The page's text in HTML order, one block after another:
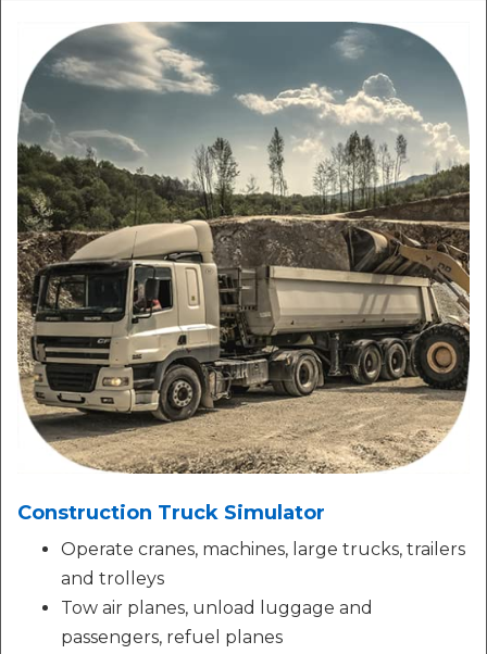
Construction Truck Simulator
Operate cranes, machines, large trucks, trailers
and trolleys
Tow air planes, unload luggage and
passengers, refuel planes